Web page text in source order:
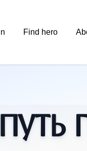
Find hero
Путь